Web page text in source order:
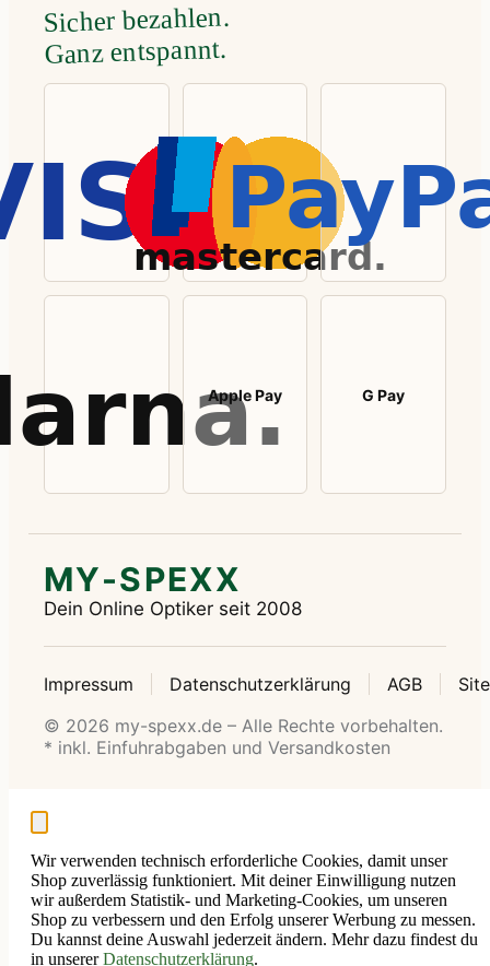
Sicher bezahlen.
Ganz entspannt.
Apple Pay G Pay
MY-SPEXX
Dein Online Optiker seit 2008
Impressum Datenschutzerklärung AGB
© 2026 my-spexx.de – Alle Rechte vorbehalten.
* inkl. Einfuhrabgaben und Versandkosten
Wir verwenden technisch erforderliche Cookies, damit unser
Shop zuverlässig funktioniert. Mit deiner Einwilligung nutzen
wir außerdem Statistik- und Marketing-Cookies, um unseren
Shop zu verbessern und den Erfolg unserer Werbung zu messen.
Du kannst deine Auswahl jederzeit ändern. Mehr dazu findest du
in unsererDatenschutzerklärung.